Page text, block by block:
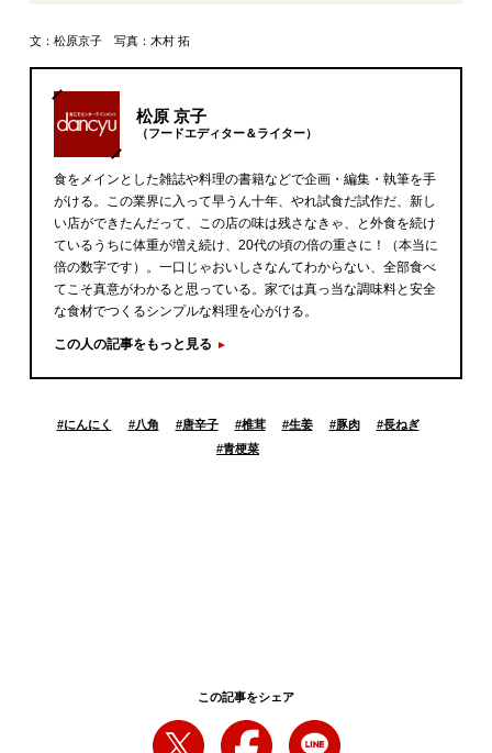
文：松原京子 写真：木村 拓
松原 京子
（フードエディター＆ライター）
食をメインとした雑誌や料理の書籍などで企画・編集・執筆を手
がける。この業界に入って早うん十年、やれ試食だ試作だ、新し
い店ができたんだって、この店の味は残さなきゃ、と外食を続け
ているうちに体重が増え続け、20代の頃の倍の重さに！（本当に
倍の数字です）。一口じゃおいしさなんてわからない、全部食べ
てこそ真意がわかると思っている。家では真っ当な調味料と安全
な食材でつくるシンプルな料理を心がける。
この人の記事をもっと見る
#にんにく #八角 #唐辛子 #椎茸 #生姜 #豚肉 #長ねぎ
#青梗菜
この記事をシェア